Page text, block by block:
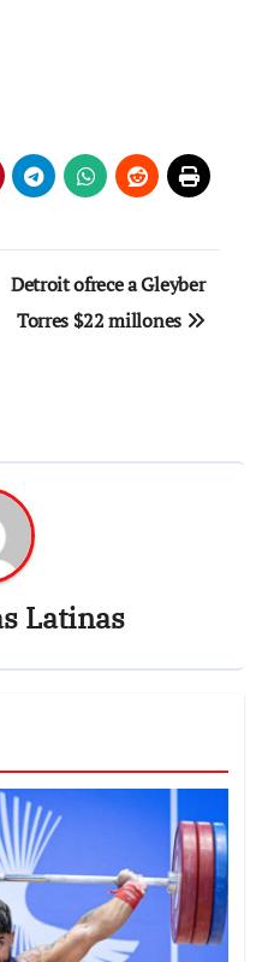
Detroit ofrece a Gleyber
Torres $22 millones
Latinas